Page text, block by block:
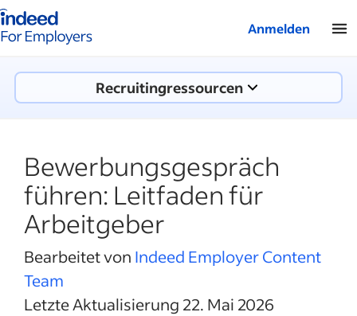
Startseite für Arbeitgeber
Anmelden
Recruitingressourcen
Bewerbungsgespräch
führen: Leitfaden für
Arbeitgeber
Bearbeitet von Indeed Employer Content
Team
Letzte Aktualisierung 22. Mai 2026